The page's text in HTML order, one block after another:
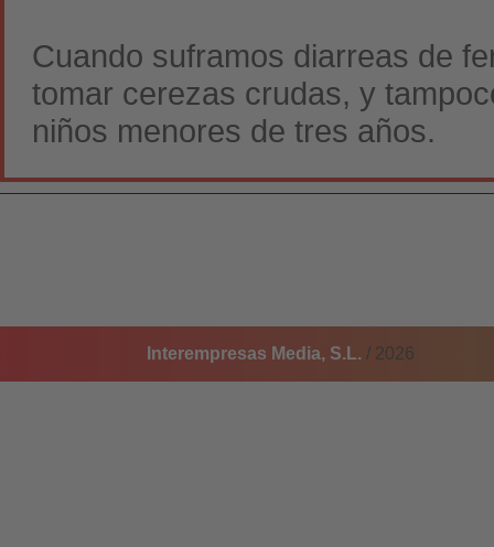
Cuando suframos diarreas de
tomar cerezas crudas, y
niños menores de tres años.
Interempresas Media, S.L. / 2026